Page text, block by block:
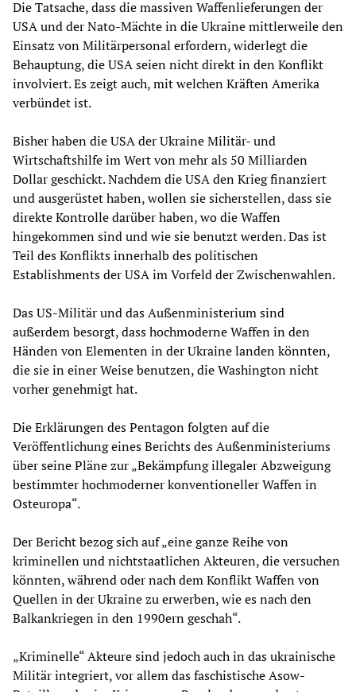
Die Tatsache, dass die massiven Waffenlieferungen der
USA und der Nato-Mächte in die Ukraine mittlerweile den
Einsatz von Militärpersonal erfordern, widerlegt die
Behauptung, die USA seien nicht direkt in den Konflikt
involviert. Es zeigt auch, mit welchen Kräften Amerika
verbündet ist.
Bisher haben die USA der Ukraine Militär- und
Wirtschaftshilfe im Wert von mehr als 50 Milliarden
Dollar geschickt. Nachdem die USA den Krieg finanziert
und ausgerüstet haben, wollen sie sicherstellen, dass sie
direkte Kontrolle darüber haben, wo die Waffen
hingekommen sind und wie sie benutzt werden. Das ist
Teil des Konflikts innerhalb des politischen
Establishments der USA im Vorfeld der Zwischenwahlen.
Das US-Militär und das Außenministerium sind
außerdem besorgt, dass hochmoderne Waffen in den
Händen von Elementen in der Ukraine landen könnten,
die sie in einer Weise benutzen, die Washington nicht
vorher genehmigt hat.
Die Erklärungen des Pentagon folgten auf die
Veröffentlichung eines Berichts des Außenministeriums
über seine Pläne zur „Bekämpfung illegaler Abzweigung
bestimmter hochmoderner konventioneller Waffen in
Osteuropa“.
Der Bericht bezog sich auf „eine ganze Reihe von
kriminellen und nichtstaatlichen Akteuren, die versuchen
könnten, während oder nach dem Konflikt Waffen von
Quellen in der Ukraine zu erwerben, wie es nach den
Balkankriegen in den 1990ern geschah“.
„Kriminelle“ Akteure sind jedoch auch in das ukrainische
Militär integriert, vor allem das faschistische Asow-